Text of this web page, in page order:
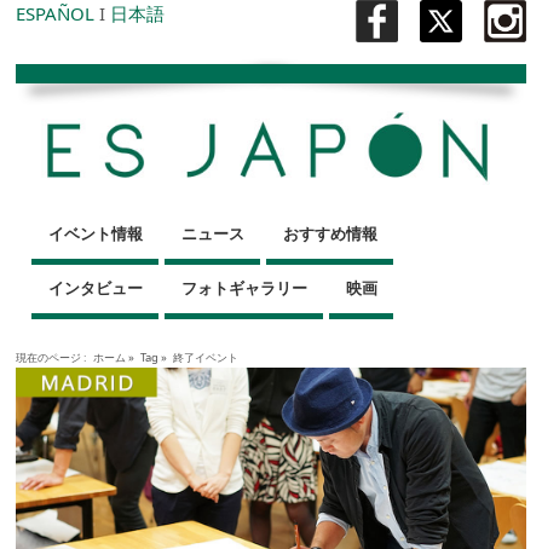
ESPAÑOL I 日本語
イベント情報 ニュース おすすめ情報
インタビュー フォトギャラリー 映画
現在のページ : ホーム » Tag » 終了イベント